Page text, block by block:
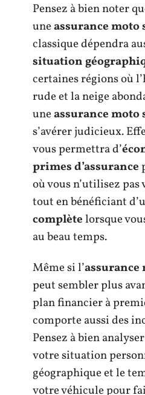
Pensez à bien noter
uneassurance moto
classique dépendra
situation
certaines régions où
rude et la neige
uneassurance moto
s’avérer judicieux.
vous permettra d’
primes d’assurance
où vous n’utilisez
tout en bénéficiant
complètelorsque
au beau temps.
Même si l’assurance
peut sembler plus
plan financier à
comporte aussi des
Pensez à bien
votre situation
géographique et le
votre véhicule pour